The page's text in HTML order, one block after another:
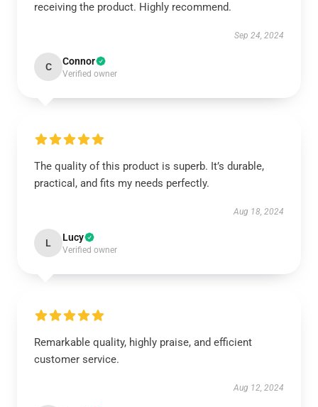
receiving the product. Highly recommend.
Sep 24, 2024
C Connor
Verified owner
The quality of this product is superb. It’s durable,
practical, and fits my needs perfectly.
Aug 18, 2024
L Lucy
Verified owner
Remarkable quality, highly praise, and efficient
customer service.
Aug 12, 2024